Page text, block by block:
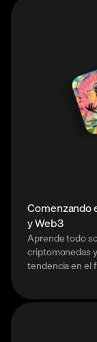
Comenzando
y Web3
Aprende todo
criptomonedas
tendencia en el